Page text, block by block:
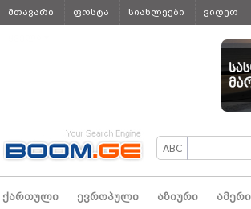
მთავარი ფოსტა სიახლეები ვიდეო
ქართული ევროპული აზიური